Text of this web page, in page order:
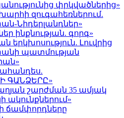
փրկվածներից»
զուգահեռներում.
Նիդերլանդներ»
ինքնության. գորգ»
երկխոսություն. Լուվրից
պատմության
ԳԱՆՁԵՐԸ»
շարժման 35 ամյակ
ակունքներում»
ճամփորդները